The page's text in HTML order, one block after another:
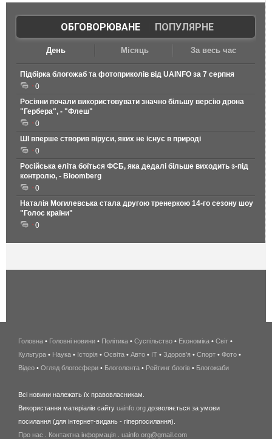
ОБГОВОРЮВАНЕ| ПОПУЛЯРНЕ
День Місяць За весь час
Підбірка блогожаб та фотоприколів від UAINFO за 7 серпня
0
Росіяни почали використовувати значно більшу версію дрона
"Гербера", - "Флеш"
0
ШІ вперше створив віруси, яких не існує в природі
0
Російська еліта боїться ФСБ, яка дедалі більше виходить з-під
контролю, - Bloomberg
0
Наталія Могилевська стала другою тренеркою 14-го сезону шоу
"Голос країни"
0
беспроводной
интернет
киев
wimax
в
Головна • Головні новини • Політика • Суспільство • Економіка • Світ •
Культура • Наука • Історія • Освіта • Авто • IT • Здоров'я • Спорт • Фото •
Відео • Огляд блогосфери • Блоголента • Рейтинг блогів • Блогожаби
Всі новини належать їх правовласникам.
Використання матеріалів сайту uainfo.org дозволяється за умови
посилання (для інтернет-видань - гіперпосилання).
Про нас
Контактна інформація uainfo.org@gmail.com